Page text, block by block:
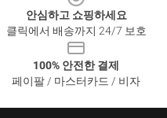
안심하고 쇼핑하세요
클릭에서 배송까지 24/7 보호
100% 안전한 결제
페이팔 / 마스터카드 / 비자